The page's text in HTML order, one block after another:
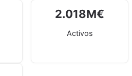
2.018M€
Activos